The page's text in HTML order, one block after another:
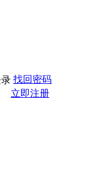
找回密码
立即注册